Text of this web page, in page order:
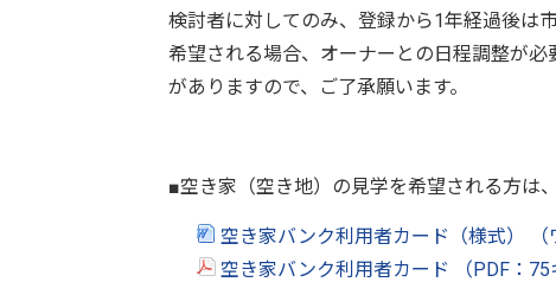
検討者に対してのみ、登録から1年経過後は
希望される場合、オーナーとの日程調整が
がありますので、ご了承願います。
■空き家（空き地）の見学を希望される方
空き家バンク利用者カード（様式）
空き家バンク利用者カード （PDF：75